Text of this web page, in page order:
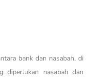
bank dan nasabah, di
diperlukan nasabah dan